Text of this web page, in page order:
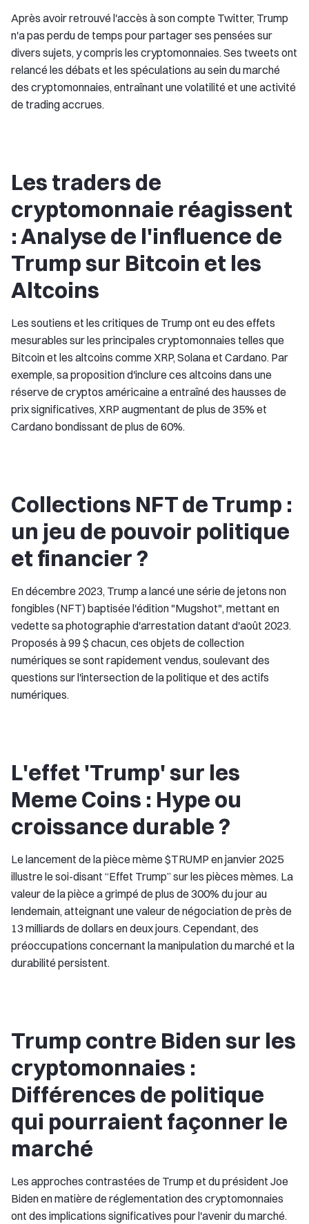
Après avoir retrouvé l'accès à son compte Twitter, Trump
n'a pas perdu de temps pour partager ses pensées sur
divers sujets, y compris les cryptomonnaies. Ses tweets ont
relancé les débats et les spéculations au sein du marché
des cryptomonnaies, entraînant une volatilité et une activité
de trading accrues.
Les traders de
cryptomonnaie réagissent
: Analyse de l'influence de
Trump sur Bitcoin et les
Altcoins
Les soutiens et les critiques de Trump ont eu des effets
mesurables sur les principales cryptomonnaies telles que
Bitcoin et les altcoins comme XRP, Solana et Cardano. Par
exemple, sa proposition d'inclure ces altcoins dans une
réserve de cryptos américaine a entraîné des hausses de
prix significatives, XRP augmentant de plus de 35% et
Cardano bondissant de plus de 60%.
Collections NFT de Trump :
un jeu de pouvoir politique
et financier ?
En décembre 2023, Trump a lancé une série de jetons non
fongibles (NFT) baptisée l'édition "Mugshot", mettant en
vedette sa photographie d'arrestation datant d'août 2023.
Proposés à 99 $ chacun, ces objets de collection
numériques se sont rapidement vendus, soulevant des
questions sur l'intersection de la politique et des actifs
numériques.
L'effet 'Trump' sur les
Meme Coins : Hype ou
croissance durable ?
Le lancement de la pièce mème $TRUMP en janvier 2025
illustre le soi-disant “Effet Trump” sur les pièces mèmes. La
valeur de la pièce a grimpé de plus de 300% du jour au
lendemain, atteignant une valeur de négociation de près de
13 milliards de dollars en deux jours. Cependant, des
préoccupations concernant la manipulation du marché et la
durabilité persistent.
Trump contre Biden sur les
cryptomonnaies :
Différences de politique
qui pourraient façonner le
marché
Les approches contrastées de Trump et du président Joe
Biden en matière de réglementation des cryptomonnaies
ont des implications significatives pour l'avenir du marché.